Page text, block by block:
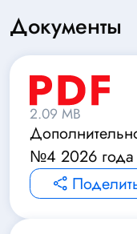
Документы
2.09 MB
Дополнительное соглашение
№4 2026 года